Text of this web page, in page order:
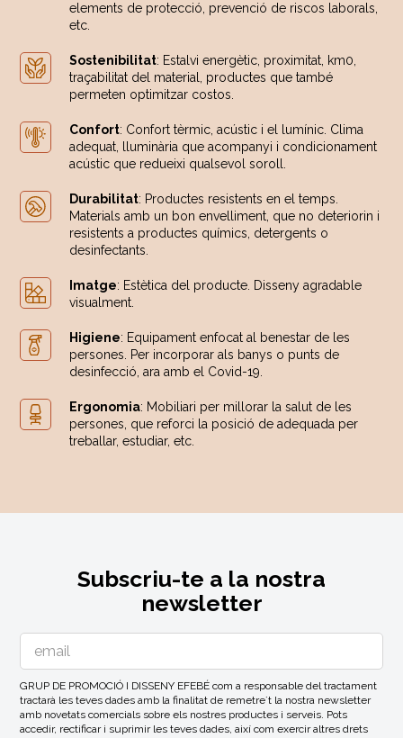
elements de protecció, prevenció de riscos laborals,
etc.
Sostenibilitat: Estalvi energètic, proximitat, km0,
traçabilitat del material, productes que també
permeten optimitzar costos.
Confort: Confort tèrmic, acústic i el lumínic. Clima
adequat, lluminària que acompanyi i condicionament
acústic que redueixi qualsevol soroll.
Durabilitat: Productes resistents en el temps.
Materials amb un bon envelliment, que no deteriorin i
resistents a productes químics, detergents o
desinfectants.
Imatge: Estètica del producte. Disseny agradable
visualment.
Higiene: Equipament enfocat al benestar de les
persones. Per incorporar als banys o punts de
desinfecció, ara amb el Covid-19.
Ergonomia: Mobiliari per millorar la salut de les
persones, que reforci la posició de adequada per
treballar, estudiar, etc.
Subscriu-te a la nostra
newsletter
GRUP DE PROMOCIÓ I DISSENY EFEBÉ com a responsable del tractament
tractarà les teves dades amb la finalitat de remetre´t la nostra newsletter
amb novetats comercials sobre els nostres productes i serveis. Pots
accedir, rectificar i suprimir les teves dades, així com exercir altres drets